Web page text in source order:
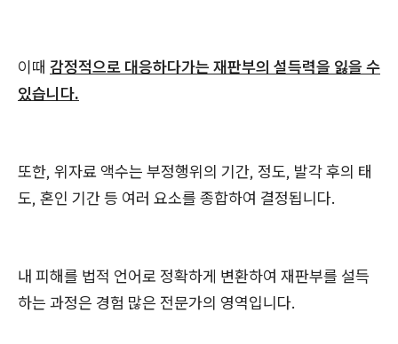
이때 감정적으로 대응하다가는 재판부의 설득력을 잃을 수
있습니다.
또한, 위자료 액수는 부정행위의 기간, 정도, 발각 후의 태
도, 혼인 기간 등 여러 요소를 종합하여 결정됩니다.
내 피해를 법적 언어로 정확하게 변환하여 재판부를 설득
하는 과정은 경험 많은 전문가의 영역입니다.